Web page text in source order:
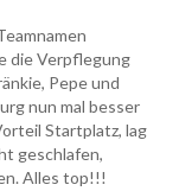
die Verpflegung
Pepe und
nun mal besser
Startplatz, lag
geschlafen,
Alles top!!!